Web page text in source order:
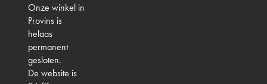
Onze winkel in
Provins is
helaas
permanent
gesloten.
De website is